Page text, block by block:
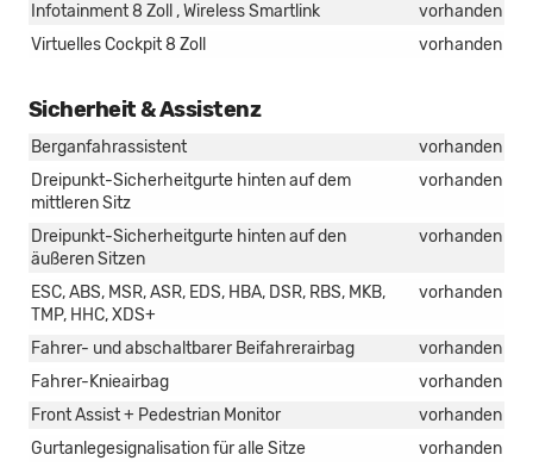
Infotainment 8 Zoll , Wireless Smartlink
vorhanden
Virtuelles Cockpit 8 Zoll
vorhanden
Sicherheit & Assistenz
Berganfahrassistent
vorhanden
Dreipunkt-Sicherheitgurte hinten auf dem
mittleren Sitz
vorhanden
Dreipunkt-Sicherheitgurte hinten auf den
äußeren Sitzen
vorhanden
ESC, ABS, MSR, ASR, EDS, HBA, DSR, RBS, MKB,
TMP, HHC, XDS+
vorhanden
Fahrer- und abschaltbarer Beifahrerairbag
vorhanden
Fahrer-Knieairbag
vorhanden
Front Assist + Pedestrian Monitor
vorhanden
Gurtanlegesignalisation für alle Sitze
vorhanden